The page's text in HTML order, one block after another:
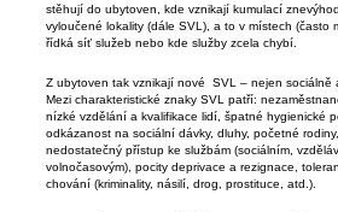
stěhují do ubytoven, kde vznikají kumulací
vyloučené lokality (dále SVL), a to v místech (často
řídká síť služeb nebo kde služby zcela chybí.
Z ubytoven tak vznikají nové SVL – nejen sociálně
Mezi charakteristické znaky SVL patří:
nízké vzdělání a kvalifikace lidí, špatné hygienické
odkázanost na sociální dávky, dluhy, početné
nedostatečný přístup ke službám (sociálním,
volnočasovým), pocity deprivace a rezignace,
chování (kriminality, násilí, drog, prostituce, atd.).